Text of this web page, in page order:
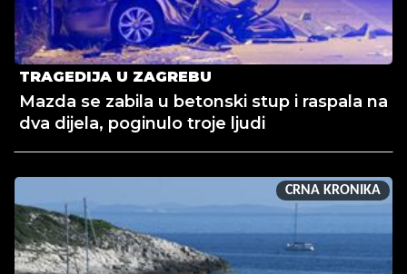
TRAGEDIJA U ZAGREBU
Mazda se zabila u betonski stup i raspala na
dva dijela, poginulo troje ljudi
CRNA KRONIKA